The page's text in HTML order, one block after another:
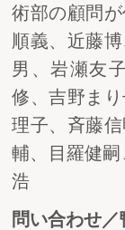
術部の顧問
順義、近藤
男、岩瀬友
修、吉野ま
理子、斉藤
輔、目羅健
浩
問い合わせ